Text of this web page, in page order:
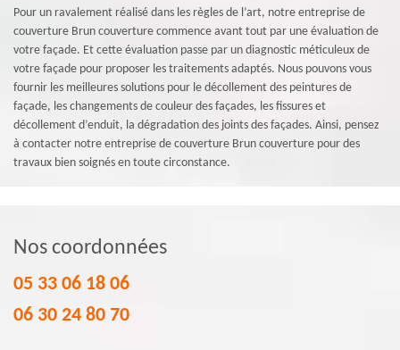
Pour un ravalement réalisé dans les règles de l’art, notre entreprise de
couverture Brun couverture commence avant tout par une évaluation de
votre façade. Et cette évaluation passe par un diagnostic méticuleux de
votre façade pour proposer les traitements adaptés. Nous pouvons vous
fournir les meilleures solutions pour le décollement des peintures de
façade, les changements de couleur des façades, les fissures et
décollement d’enduit, la dégradation des joints des façades. Ainsi, pensez
à contacter notre entreprise de couverture Brun couverture pour des
travaux bien soignés en toute circonstance.
Nos coordonnées
05 33 06 18 06
06 30 24 80 70